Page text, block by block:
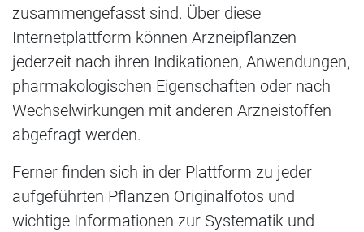
zusammengefasst sind. Über diese
Internetplattform können Arzneipflanzen
jederzeit nach ihren Indikationen, Anwendungen,
pharmakologischen Eigenschaften oder nach
Wechselwirkungen mit anderen Arzneistoffen
abgefragt werden.
Ferner finden sich in der Plattform zu jeder
aufgeführten Pflanzen Originalfotos und
wichtige Informationen zur Systematik und